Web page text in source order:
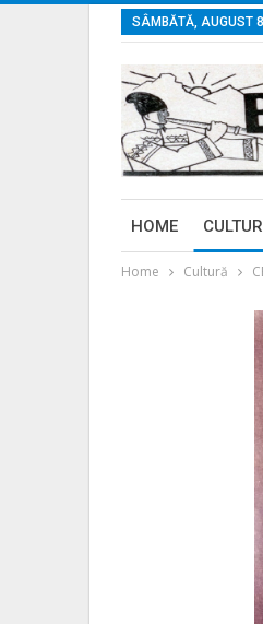
SÂMBĂTĂ, AUGUST
HOME
Home Cultură